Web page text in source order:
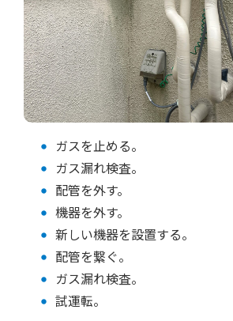
ガスを止める。
ガス漏れ検査。
配管を外す。
機器を外す。
新しい機器を設置する。
配管を繋ぐ。
ガス漏れ検査。
試運転。